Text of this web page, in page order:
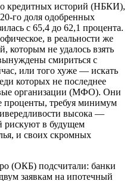
кредитных историй (НБКИ),
го доля одобренных
с 65,4 до 62,1 процента.
в реальности же
которым не удалось взять
смириться с
или того хуже — искать
которых не последнее
организации (МФО). Они
проценты, требуя минимум
высока —
в будущем
и своих скромных
(ОКБ) подсчитали: банки
заявкам на ипотечный